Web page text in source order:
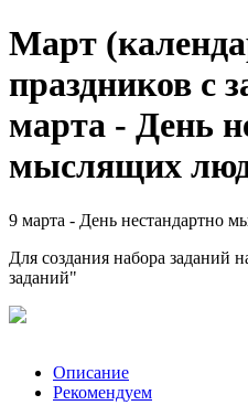
Март
праздников с
марта - День
мыслящих
9 марта - День нестандартно
Для создания набора заданий
заданий"
Описание
Рекомендуем